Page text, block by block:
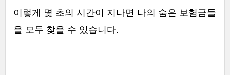
이렇게 몇 초의 시간이 지나면 나의 숨은 보험금들
을 모두 찾을 수 있습니다.